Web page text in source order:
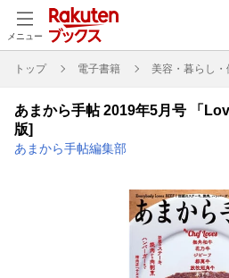
メニュー
トップ 電子書籍 美容・暮らし・
あまから手帖 2019年5月号 「
版]
あまから手帖編集部